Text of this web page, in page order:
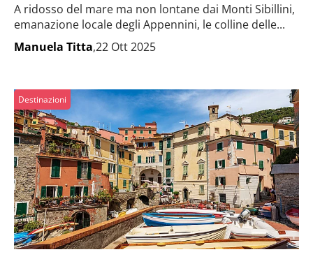
A ridosso del mare ma non lontane dai Monti Sibillini,
emanazione locale degli Appennini, le colline delle...
Manuela Titta,22 Ott 2025
Destinazioni